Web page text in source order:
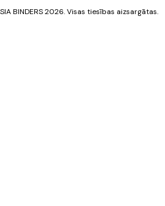
SIA BINDERS 2026. Visas tiesības aizsargātas.